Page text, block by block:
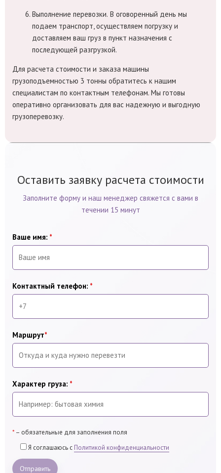
Выполнение перевозки. В оговоренный день мы
подаем транспорт, осуществляем погрузку и
доставляем ваш груз в пункт назначения с
последующей разгрузкой.
Для расчета стоимости и заказа машины
грузоподъемностью 3 тонны обратитесь к нашим
специалистам по контактным телефонам. Мы готовы
оперативно организовать для вас надежную и выгодную
грузоперевозку.
Оставить заявку расчета стоимости
Заполните форму и наш менеджер свяжется с вами в
течении 15 минут
Ваше имя: *
Контактный телефон: *
Маршрут*
Характер груза: *
* – обязательные для заполнения поля
Я соглашаюсь с Политикой конфиденциальности
Отправить